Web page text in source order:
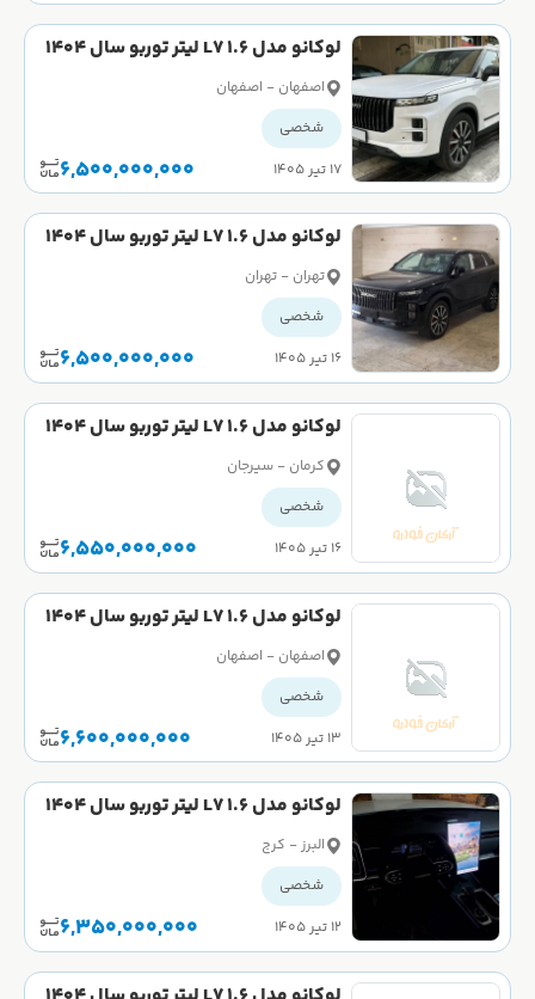
لوکانو مدل L7 1.6 لیتر توربو سال 1404
صفراصفهان - اصفهان
شخصی
۱۷ تیر ۱۴۰۵
6,500,000,000
لوکانو مدل L7 1.6 لیتر توربو سال 1404
کارکرده
تهران - تهران
شخصی
۱۶ تیر ۱۴۰۵
6,500,000,000
لوکانو مدل L7 1.6 لیتر توربو سال 1404
صفرکرمان - سیرجان
شخصی
۱۶ تیر ۱۴۰۵
6,550,000,000
لوکانو مدل L7 1.6 لیتر توربو سال 1404
صفراصفهان - اصفهان
شخصی
۱۳ تیر ۱۴۰۵
6,600,000,000
لوکانو مدل L7 1.6 لیتر توربو سال 1404
کارکرده
البرز - کرج
شخصی
۱۲ تیر ۱۴۰۵
6,350,000,000